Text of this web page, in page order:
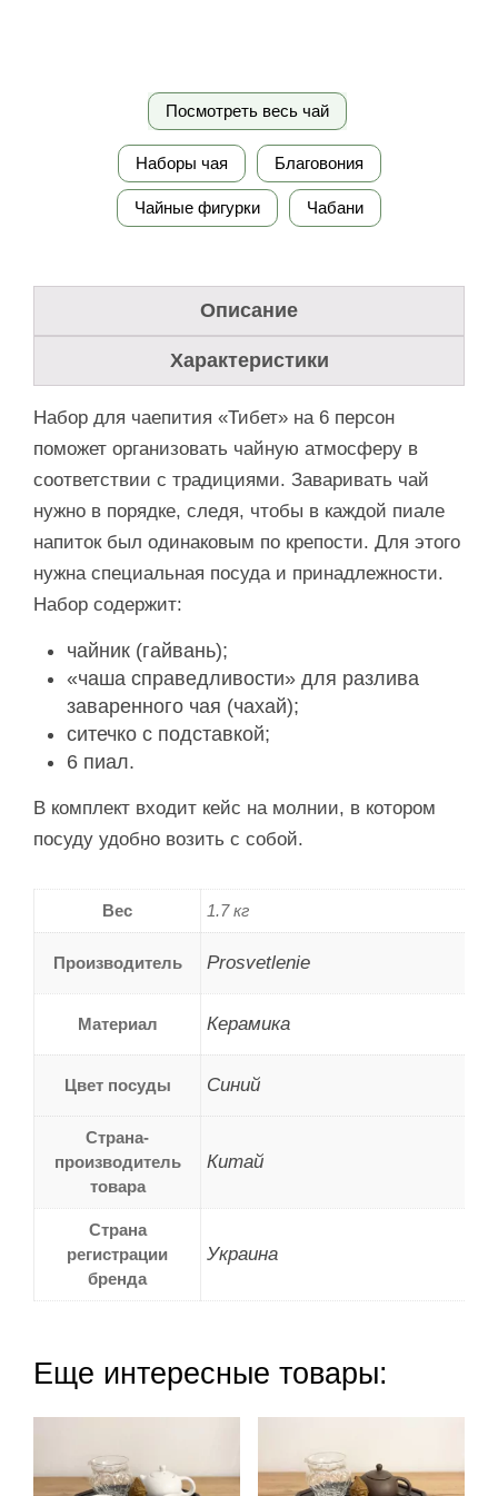
Посмотреть весь чай
Наборы чая Благовония
Чайные фигурки Чабани
Описание
Характеристики
Набор для чаепития «Тибет» на 6 персон
поможет организовать чайную атмосферу в
соответствии с традициями. Заваривать чай
нужно в порядке, следя, чтобы в каждой пиале
напиток был одинаковым по крепости. Для этого
нужна специальная посуда и принадлежности.
Набор содержит:
чайник (гайвань);
«чаша справедливости» для разлива
заваренного чая (чахай);
ситечко с подставкой;
6 пиал.
В комплект входит кейс на молнии, в котором
посуду удобно возить с собой.
Вес 1.7 кг
Производитель Prosvetlenie
Материал Керамика
Цвет посуды Синий
Страна-
производитель
товара
Китай
Страна
регистрации
бренда
Украина
Еще интересные товары: